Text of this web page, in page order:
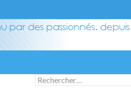
Rechercher :